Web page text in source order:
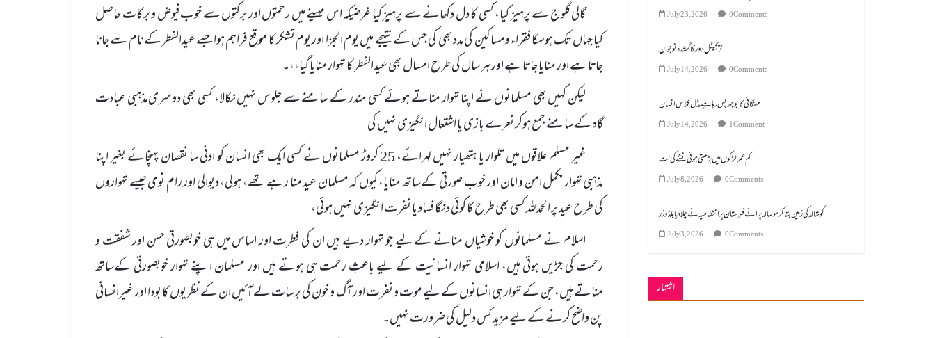
گالی گلوج سے پرہیز کیا، کسی کا دل دکھانے سے پرہیز کیا غرضیکہ اس مہینے میں رحمتوں اور برکتوں سے خوب فیوض و برکات حاصل
کیا جہاں تک ہوسکا فقراء ومساکین کی مدد بھی کی جس کے نتیجے میں یوم الجزا اور یوم تشکر کا موقع فراہم ہوا جسے عیدالفطر کے نام سے جانا
جاتا ہے اور منایا جاتا ہے اور ہر سال کی طرح امسال بھی عیدالفطر کا تہوار منایا گیا،،۔
لیکن کہیں بھی مسلمانوں نے اپنا تہوار مناتے ہوئے کسی مندر کے سامنے سے جلوس نہیں نکالا، کسی بھی دوسری مذہبی عبادت
گاہ کے سامنے جمع ہوکر نعرے بازی یا اشتعال انگیزی نہیں کی
غیر مسلم علاقوں میں تلوار یا ہتھیار نہیں لہرائے، 25 کروڑ مسلمانوں نے کسی ایک بھی انسان کو ادنٰی سا نقصان پہنچائے بغیر اپنا
مذہبی تہوار مکمل امن و امان اور خوب صورتی کےساتھ منایا، کیوں کہ مسلمان عید منا رہے تھے، ہولی، دیوالی اور رام نومی جیسے تہواروں
کی طرح عید پر الحمدللہ کسی بھی طرح کا کوئی دنگا فساد یا نفرت انگیزی نہیں ہوئی،
اسلام نے مسلمانوں کو خوشیاں منانے کے لیے جو تہوار دیے ہیں ان کی فطرت اور اساس میں ہی خوبصورتی حسن اور شفقت و
رحمت کی جڑیں ہوتی ہیں، اسلامی تہوار انسانیت کے لیے باعثِ رحمت ہی ہوتے ہیں اور مسلمان اپنے تہوار خوبصورتی کےساتھ
مناتے ہیں، جن کے تہوار ہی انسانوں کے لیے موت و نفرت اور آگ و خون کی برسات لے آئیں ان کے نظریوں کا بودا اور غیرانسانی
پن واضح کرنے کے لیے مزید کس دلیل کی ضرورت نہیں۔
July 23, 2026 0 Comments
ڈیجیٹل دور کا گمشدہ نوجوان
July 14, 2026 0 Comments
مہنگائی کا بوجھ پس رہا ہے مڈل کلاس انسان
July 14, 2026 1 Comment
کم عمر لڑکوں میں بڑھتی ہوئی نشے کی لت
July 8, 2026 0 Comments
گوشالہ کی زمین بتا کر سوسالہ پرانے قبرستان پر انتظامیہ نے چلا دیا بلڈوزر
July 3, 2026 0 Comments
اشتہار